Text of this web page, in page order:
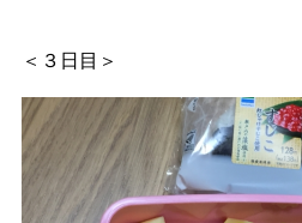
＜３日目＞